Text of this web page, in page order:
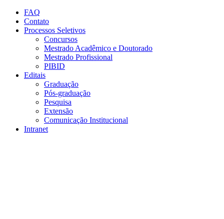
Conteúdo principal
FAQ
Contato
Processos Seletivos
Concursos
Mestrado Acadêmico e Doutorado
Mestrado Profissional
PIBID
Editais
Graduação
Pós-graduação
Pesquisa
Extensão
Comunicação Institucional
Intranet